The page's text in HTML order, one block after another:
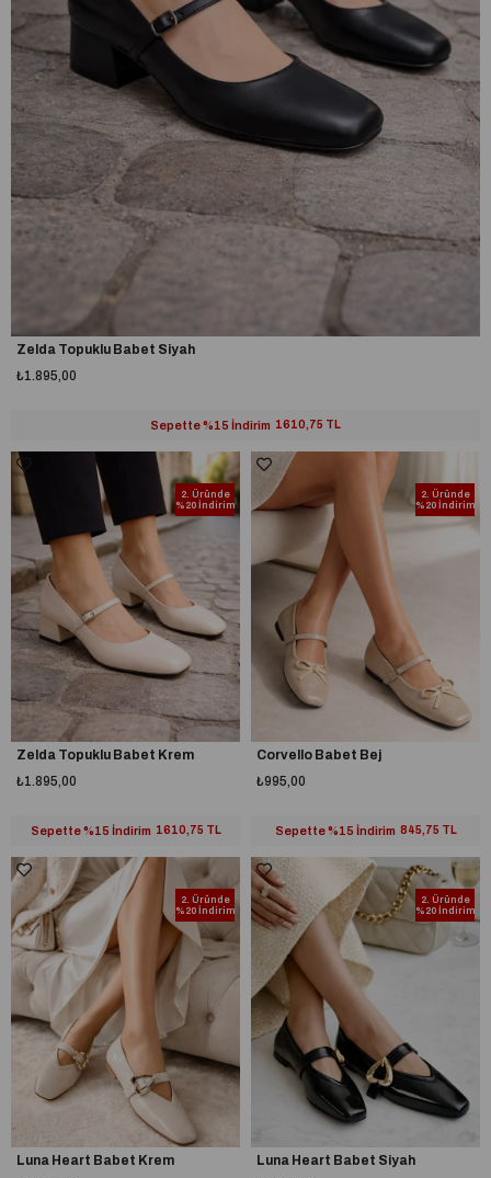
Zelda Topuklu Babet Siyah
₺1.895,00
Sepette %15 İndirim 1610,75 TL
2. Üründe
%20 İndirim
Zelda Topuklu Babet Krem
₺1.895,00
Sepette %15 İndirim 1610,75 TL
2. Üründe
%20 İndirim
Corvello Babet Bej
₺995,00
Sepette %15 İndirim 845,75 TL
2. Üründe
%20 İndirim
Luna Heart Babet Krem
2. Üründe
%20 İndirim
Luna Heart Babet Siyah